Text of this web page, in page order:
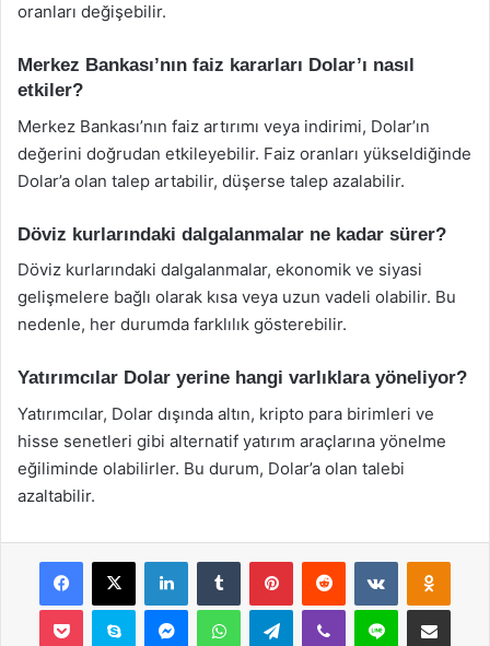
oranları değişebilir.
Merkez Bankası’nın faiz kararları Dolar’ı nasıl
etkiler?
Merkez Bankası’nın faiz artırımı veya indirimi, Dolar’ın
değerini doğrudan etkileyebilir. Faiz oranları yükseldiğinde
Dolar’a olan talep artabilir, düşerse talep azalabilir.
Döviz kurlarındaki dalgalanmalar ne kadar sürer?
Döviz kurlarındaki dalgalanmalar, ekonomik ve siyasi
gelişmelere bağlı olarak kısa veya uzun vadeli olabilir. Bu
nedenle, her durumda farklılık gösterebilir.
Yatırımcılar Dolar yerine hangi varlıklara yöneliyor?
Yatırımcılar, Dolar dışında altın, kripto para birimleri ve
hisse senetleri gibi alternatif yatırım araçlarına yönelme
eğiliminde olabilirler. Bu durum, Dolar’a olan talebi
azaltabilir.
Facebook
X LinkedInTumblr PinterestReddit VKontakte
Pocket Skype MessengerWhatsAppTelegramViber Line E-Posta ile